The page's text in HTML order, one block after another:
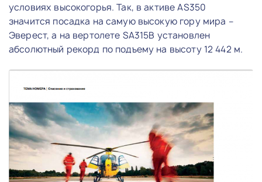
условиях высокогорья. Так, в активе AS350
значится посадка на самую высокую гору мира –
Эверест, а на вертолете SA315B установлен
абсолютный рекорд по подъему на высоту 12 442 м.